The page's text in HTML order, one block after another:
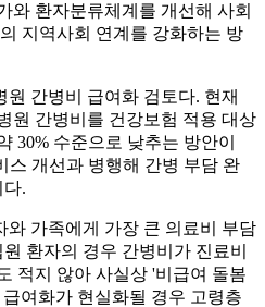
와 환자분류체계를 개선해 사회
지역사회 연계를 강화하는 방
간병비 급여화 검토다. 현재
원 간병비를 건강보험 적용 대상
30% 수준으로 낮추는 방안이
스 개선과 병행해 간병 부담 완
.
와 가족에게 가장 큰 의료비 부담
환자의 경우 간병비가 진료비
적지 않아 사실상 '비급여 돌봄
여화가 현실화될 경우 고령층